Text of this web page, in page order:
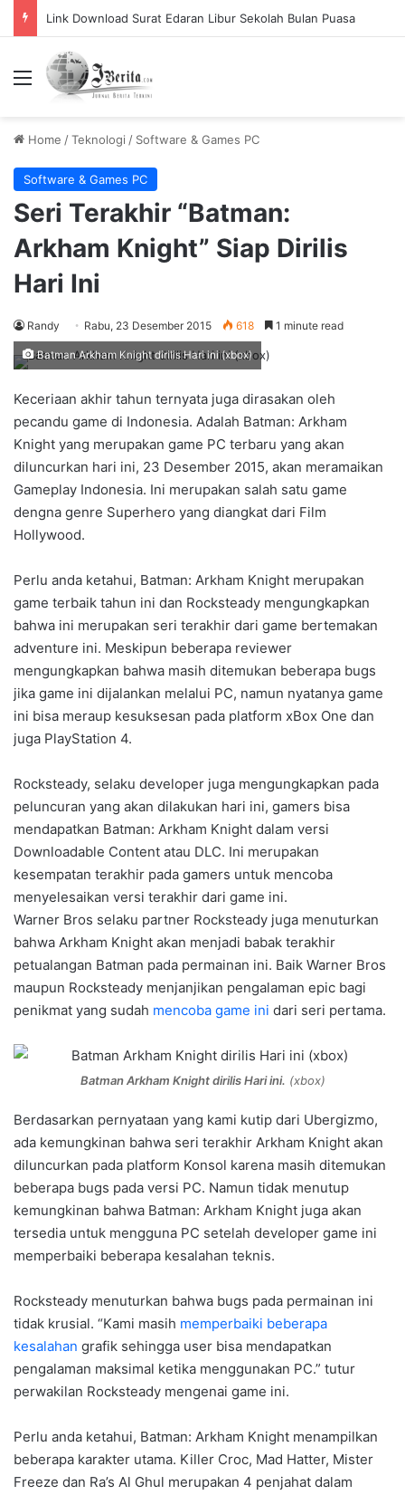
Link Download Surat Edaran Libur Sekolah Bulan Puasa
Menu
Home /Teknologi / Software & Games PC
Software & Games PC
Seri Terakhir “Batman:
Arkham Knight” Siap Dirilis
Hari Ini
Randy Rabu, 23 Desember 2015 618 1 minute read
Batman Arkham Knight dirilis Hari ini (xbox)
Keceriaan akhir tahun ternyata juga dirasakan oleh
pecandu game di Indonesia. Adalah Batman: Arkham
Knight yang merupakan game PC terbaru yang akan
diluncurkan hari ini, 23 Desember 2015, akan meramaikan
Gameplay Indonesia. Ini merupakan salah satu game
dengna genre Superhero yang diangkat dari Film
Hollywood.
Perlu anda ketahui, Batman: Arkham Knight merupakan
game terbaik tahun ini dan Rocksteady mengungkapkan
bahwa ini merupakan seri terakhir dari game bertemakan
adventure ini. Meskipun beberapa reviewer
mengungkapkan bahwa masih ditemukan beberapa bugs
jika game ini dijalankan melalui PC, namun nyatanya game
ini bisa meraup kesuksesan pada platform xBox One dan
juga PlayStation 4.
Rocksteady, selaku developer juga mengungkapkan pada
peluncuran yang akan dilakukan hari ini, gamers bisa
mendapatkan Batman: Arkham Knight dalam versi
Downloadable Content atau DLC. Ini merupakan
kesempatan terakhir pada gamers untuk mencoba
menyelesaikan versi terakhir dari game ini.
Warner Bros selaku partner Rocksteady juga menuturkan
bahwa Arkham Knight akan menjadi babak terakhir
petualangan Batman pada permainan ini. Baik Warner Bros
maupun Rocksteady menjanjikan pengalaman epic bagi
penikmat yang sudah mencoba game ini dari seri pertama.
Batman Arkham Knight dirilis Hari ini. (xbox)
Berdasarkan pernyataan yang kami kutip dari Ubergizmo,
ada kemungkinan bahwa seri terakhir Arkham Knight akan
diluncurkan pada platform Konsol karena masih ditemukan
beberapa bugs pada versi PC. Namun tidak menutup
kemungkinan bahwa Batman: Arkham Knight juga akan
tersedia untuk mengguna PC setelah developer game ini
memperbaiki beberapa kesalahan teknis.
Rocksteady menuturkan bahwa bugs pada permainan ini
tidak krusial. “Kami masih memperbaiki beberapa
kesalahan grafik sehingga user bisa mendapatkan
pengalaman maksimal ketika menggunakan PC.” tutur
perwakilan Rocksteady mengenai game ini.
Perlu anda ketahui, Batman: Arkham Knight menampilkan
beberapa karakter utama. Killer Croc, Mad Hatter, Mister
Freeze dan Ra’s Al Ghul merupakan 4 penjahat dalam